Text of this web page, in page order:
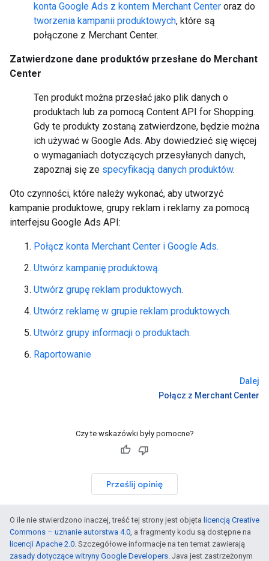
konta Google Ads z kontem Merchant Center oraz do
tworzenia kampanii produktowych, które są
połączone z Merchant Center.
Zatwierdzone dane produktów przesłane do Merchant
Center
Ten produkt można przesłać jako plik danych o
produktach lub za pomocą Content API for Shopping.
Gdy te produkty zostaną zatwierdzone, będzie można
ich używać w Google Ads. Aby dowiedzieć się więcej
o wymaganiach dotyczących przesyłanych danych,
zapoznaj się ze specyfikacją danych produktów.
Oto czynności, które należy wykonać, aby utworzyć
kampanie produktowe, grupy reklam i reklamy za pomocą
interfejsu Google Ads API:
Połącz konta Merchant Center i Google Ads.
Utwórz kampanię produktową.
Utwórz grupę reklam produktowych.
Utwórz reklamę w grupie reklam produktowych.
Utwórz grupy informacji o produktach.
Raportowanie
Dalej
Połącz z Merchant Center
Czy te wskazówki były pomocne?
Prześlij opinię
O ile nie stwierdzono inaczej, treść tej strony jest objęta licencją Creative
Commons – uznanie autorstwa 4.0, a fragmenty kodu są dostępne na
licencji Apache 2.0. Szczegółowe informacje na ten temat zawierają
zasady dotyczące witryny Google Developers. Java jest zastrzeżonym